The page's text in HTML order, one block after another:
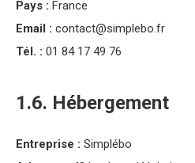
Pays : France
Email : contact@simplebo.fr
Tél. : 01 84 17 49 76
1.6. Hébergement
Entreprise : Simplébo